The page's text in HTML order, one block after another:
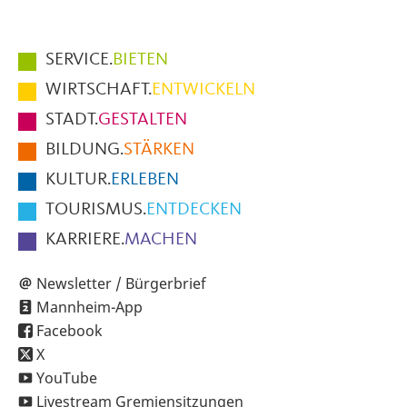
Hauptmenüpunkte
im
Fußbereich
der
Seite
SERVICE.BIETEN
WIRTSCHAFT.ENTWICKELN
STADT.GESTALTEN
BILDUNG.STÄRKEN
KULTUR.ERLEBEN
TOURISMUS.ENTDECKEN
KARRIERE.MACHEN
Newsletter / Bürgerbrief
Mannheim-App
Facebook
X
YouTube
Livestream Gremiensitzungen